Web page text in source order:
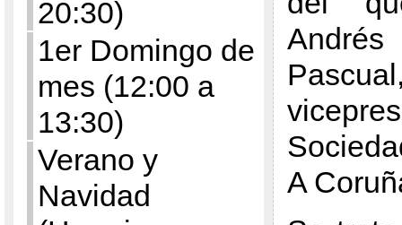
20:30)
1er Domingo de
mes (12:00 a
13:30)
Verano y
Navidad
A